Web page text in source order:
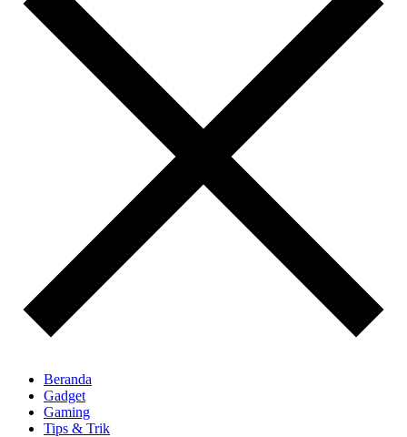
Beranda
Gadget
Gaming
Tips & Trik